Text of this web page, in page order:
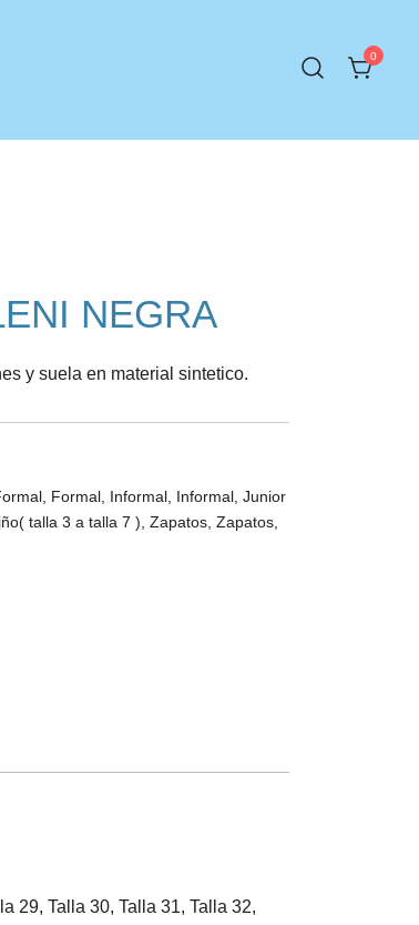
0
NEGRA
y suela en material sintetico.
Formal Informal Informal Junior
talla 3 a talla 7 ) Zapatos Zapatos
29, Talla 30, Talla 31, Talla 32,